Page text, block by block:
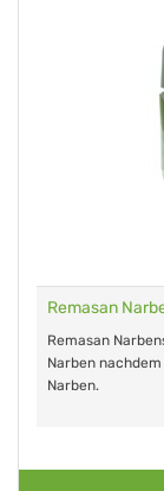
Remasan
Remasan
Narben
Narben.